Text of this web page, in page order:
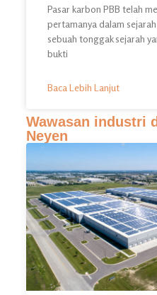
Pasar karbon PBB telah
pertamanya dalam
sebuah tonggak sejarah
bukti
Baca Lebih Lanjut
Wawasan industri
Neyen